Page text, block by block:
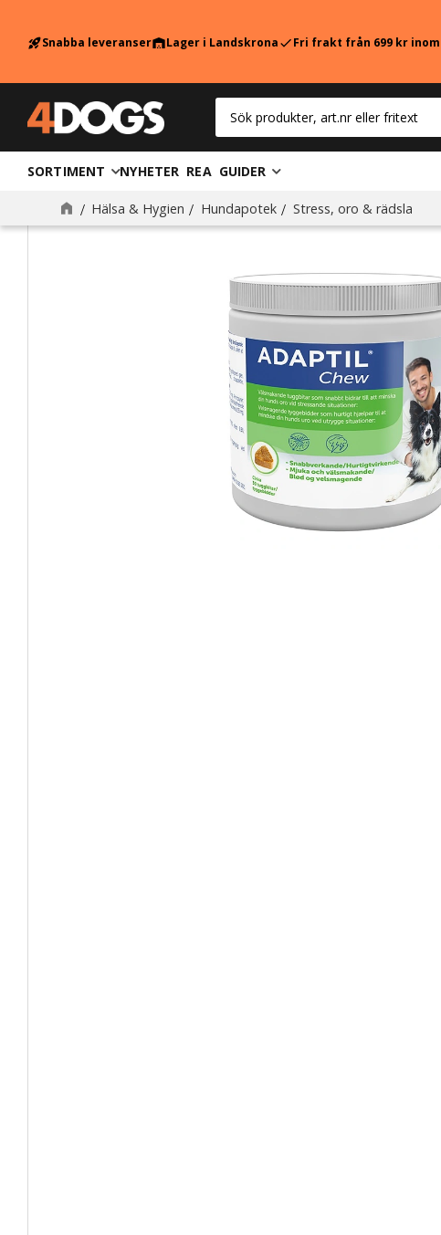
rocket_launchSnabba leveranserwarehouseLager i LandskronacheckFri frakt från 699 kr inom
SORTIMENT NYHETER REA GUIDER
Hälsa & Hygien Hundapotek Stress, oro & rädsla